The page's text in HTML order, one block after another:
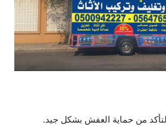
من حماية العفش بشكل جيد.